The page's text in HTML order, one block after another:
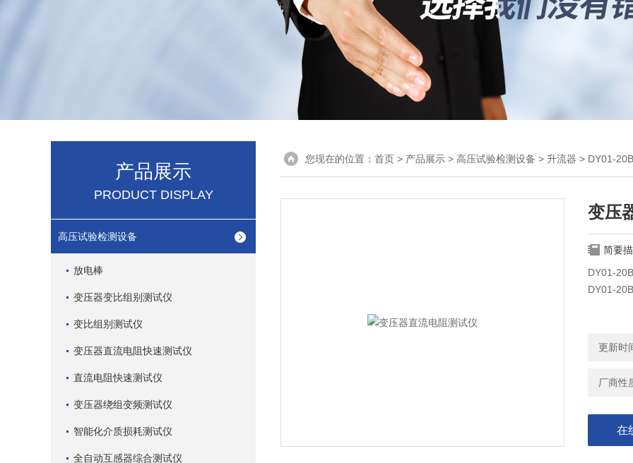
产品展示
PRODUCT DISPLAY
高压试验检测设备
放电棒
变压器变比组别测试仪
变比组别测试仪
变压器直流电阻快速测试仪
直流电阻快速测试仪
变压器绕组变频测试仪
智能化介质损耗测试仪
全自动互感器综合测试仪
您现在的位置： 首页 > 产品展示 > 高压试验检测设备 > 升流器 > DY01-
变压
简要描
DY01-
DY01-
更新时
厂商性
在